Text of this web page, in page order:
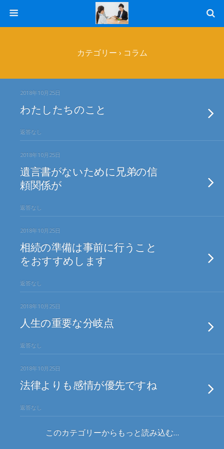
カテゴリー › コラム
2018年10月25日
わたしたちのこと
返答なし
2018年10月25日
遺言書がないために兄弟の信
頼関係が
返答なし
2018年10月25日
相続の準備は事前に行うこと
をおすすめします
返答なし
2018年10月25日
人生の重要な分岐点
返答なし
2018年10月25日
法律よりも感情が優先ですね
返答なし
このカテゴリーからもっと読み込む…